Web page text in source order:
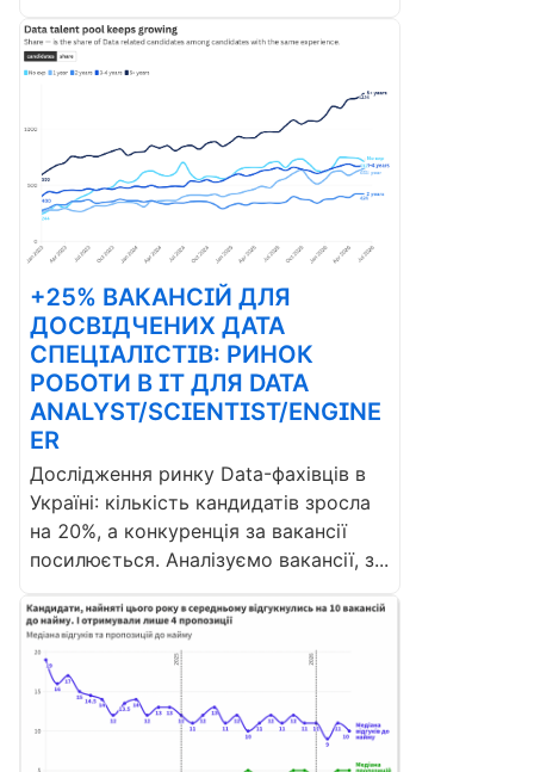
+25% ВАКАНСІЙ ДЛЯ
ДОСВІДЧЕНИХ ДАТА
СПЕЦІАЛІСТІВ: РИНОК
РОБОТИ В ІТ ДЛЯ DATA
ANALYST/SCIENTIST/ENGINE
ER
Дослідження ринку Data-фахівців в
Україні: кількість кандидатів зросла
на 20%, а конкуренція за вакансії
посилюється. Аналізуємо вакансії, з...